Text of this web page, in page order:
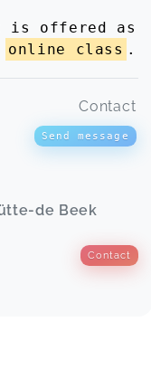
is offered as
online class .
Contact
Send message
de Beek
Contact